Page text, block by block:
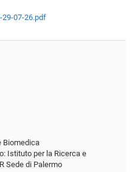
29-07-26.pdf
Biomedica
Istituto per la Ricerca e
Sede di Palermo